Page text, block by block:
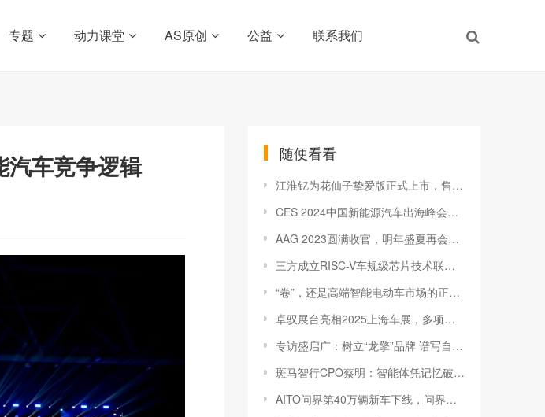
专题 动力课堂 AS原创 公益 联系我们
汽车竞争逻辑 随便看看
江淮钇为花仙子挚爱版正式上市，售价5.99万-6.59万元
CES 2024中国新能源汽车出海峰会大幕开启！诚邀莅临
AAG 2023圆满收官，明年盛夏再会羊城
三方成立RISC-V车规级芯片技术联合实验室，发力自主可控新赛道
“卷”，还是高端智能电动车市场的正确打法吗？
卓驭展台亮相2025上海车展，多项创新技术成果加速落地
专访盛启广：树立“龙擎”品牌 谱写自主动力发展新篇章
斑马智行CPO蔡明：智能体凭记忆破局 AI重构人车关系
AITO问界第40万辆新车下线，问界M9第7万辆车交付